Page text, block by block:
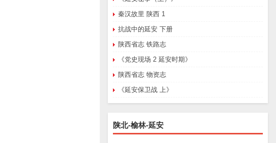
秦汉故里 陕西 1
抗战中的延安 下册
陕西省志 铁路志
《党史现场 2 延安时期》
陕西省志 物资志
《延安保卫战 上》
陕北-榆林-延安